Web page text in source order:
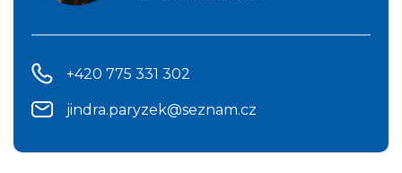
+420 775 331 302
jindra.paryzek@seznam.cz